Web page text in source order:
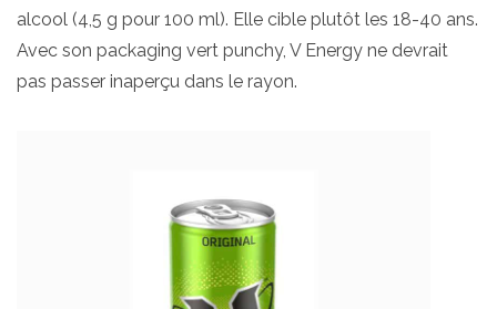
alcool (4,5 g pour 100 ml). Elle cible plutôt les 18-40 ans.
Avec son packaging vert punchy, V Energy ne devrait
pas passer inaperçu dans le rayon.